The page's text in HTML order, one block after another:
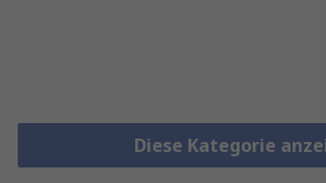
Diese Kategorie